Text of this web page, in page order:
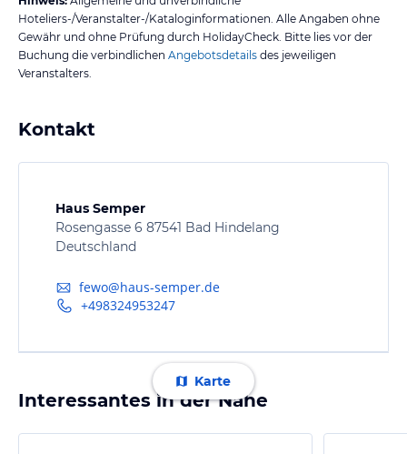
Hoteliers-/Veranstalter-/Kataloginformationen. Alle Angaben ohne
Gewähr und ohne Prüfung durch HolidayCheck. Bitte lies vor der
Buchung die verbindlichen Angebotsdetails des jeweiligen
Veranstalters.
Kontakt
Haus Semper
Rosengasse 6 87541 Bad Hindelang
Deutschland
fewo@haus-semper.de
+498324953247
Karte
Interessantes in der Nähe